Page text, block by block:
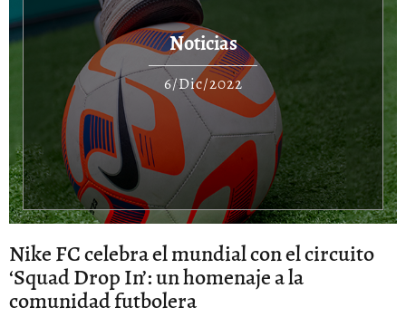
Noticias
6/Dic/2022
Nike FC celebra el mundial con el circuito
‘Squad Drop In’: un homenaje a la
comunidad futbolera